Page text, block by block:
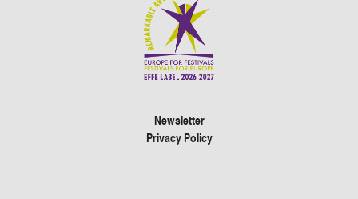
Newsletter
Privacy Policy